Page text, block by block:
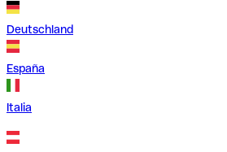
Deutschland
España
Italia